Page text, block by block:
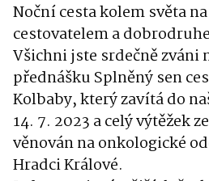
Noční cesta kolem světa
cestovatelem a
Všichni jste srdečně zváni
přednášku Splněný sen
Kolbaby, který zavítá do
14. 7. 2023 a celý výtěžek
věnován na onkologické
Hradci Králové.